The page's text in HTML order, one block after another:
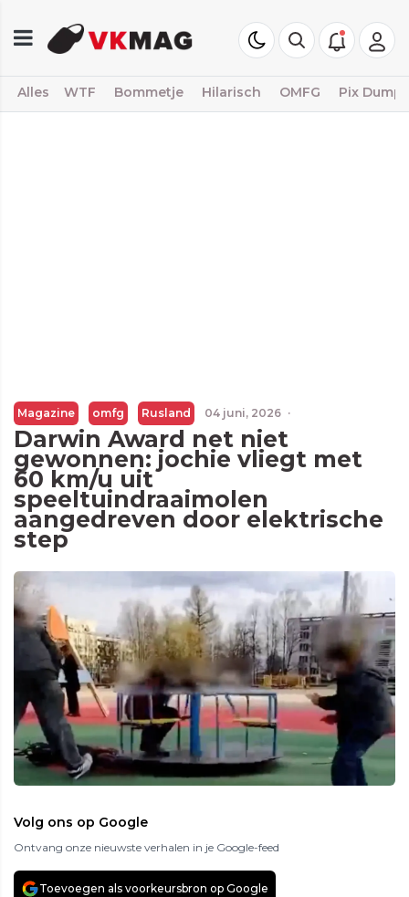
Alles WTF Bommetje Hilarisch OMFG Pix Dump
Magazine omfg Rusland 04 juni, 2026 ·
Darwin Award net niet
gewonnen: jochie vliegt met
60 km/u uit
speeltuindraaimolen
aangedreven door elektrische
step
Volg ons op Google
Ontvang onze nieuwste verhalen in je Google-feed
Toevoegen als voorkeursbron op Google